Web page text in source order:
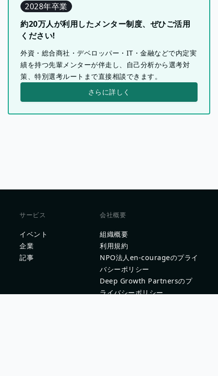
2028年卒業
約20万人が利用したメンター制度、ぜひご活用
ください!
外資・総合商社・デベロッパー・IT・金融などで内定実
績を持つ先輩メンターが伴走し、自己分析から選考対
策、特別選考ルートまで直接相談できます。
さらに詳しく
サービス
イベント
企業
記事
会社概要
組織概要
利用規約
NPO法人en-courageのプライ
バシーポリシー
Deep Growth Partnersのプ
ライバシーポリシー